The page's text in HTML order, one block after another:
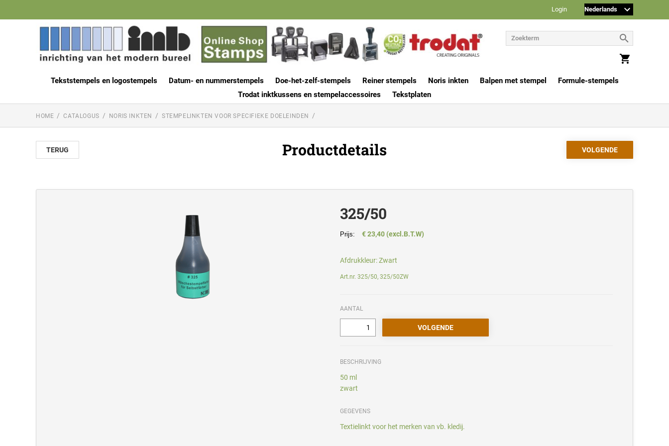
Login
Tekststempels en logostempels Datum- en nummerstempels Doe-het-zelf-stempels Reiner stempels Noris inkten Balpen met stempel
Formule-stempels
Trodat inktkussens en stempelaccessoires
Tekstplaten
HOME CATALOGUS NORIS INKTEN STEMPELINKTEN VOOR SPECIFIEKE DOELEINDEN
TERUG Productdetails
325/50
Prijs: € 23,40 (excl.B.T.W)
Afdrukkleur:Zwart
Art.nr. 325/50, 325/50ZW
AANTAL
BESCHRIJVING
50 ml
zwart
GEGEVENS
Textielinkt voor het merken van vb. kledij.